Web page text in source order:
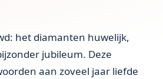
het diamanten huwelijk,
jubileum. Deze
aan zoveel jaar liefde